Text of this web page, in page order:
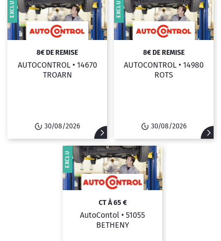
8€ DE REMISE
AUTOCONTROL • 14670
TROARN
30/08/2026
EXCLU
8€ DE REMISE
AUTOCONTROL • 14980
ROTS
30/08/2026
EXCLU
CT À 65 €
AutoContol • 51055
BETHENY
EXCLU